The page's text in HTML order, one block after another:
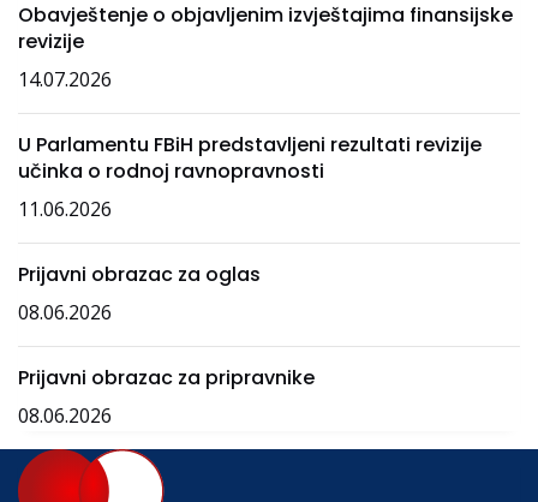
Obavještenje o objavljenim izvještajima finansijske
revizije
14.07.2026
U Parlamentu FBiH predstavljeni rezultati revizije
učinka o rodnoj ravnopravnosti
11.06.2026
Prijavni obrazac za oglas
08.06.2026
Prijavni obrazac za pripravnike
08.06.2026